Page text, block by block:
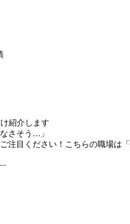
紹介します
さそう…」
注目ください！こちらの職場